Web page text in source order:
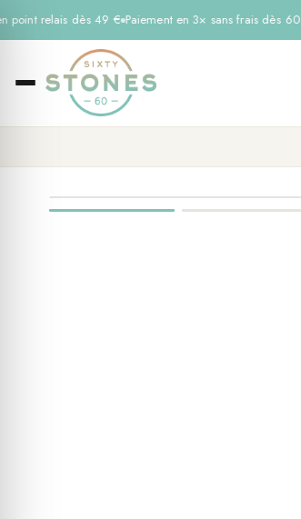
relais dès 49 € Paiement en 3× sans frais dès 60 €